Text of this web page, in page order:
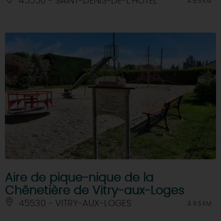
Aire de pique-nique de la
Chênetière de Vitry-aux-Loges
45530 - VITRY-AUX-LOGES À 6.5 KM